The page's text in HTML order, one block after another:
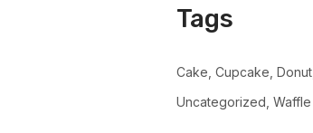
Tags
Cake Cupcake Donut
Uncategorized Waffle